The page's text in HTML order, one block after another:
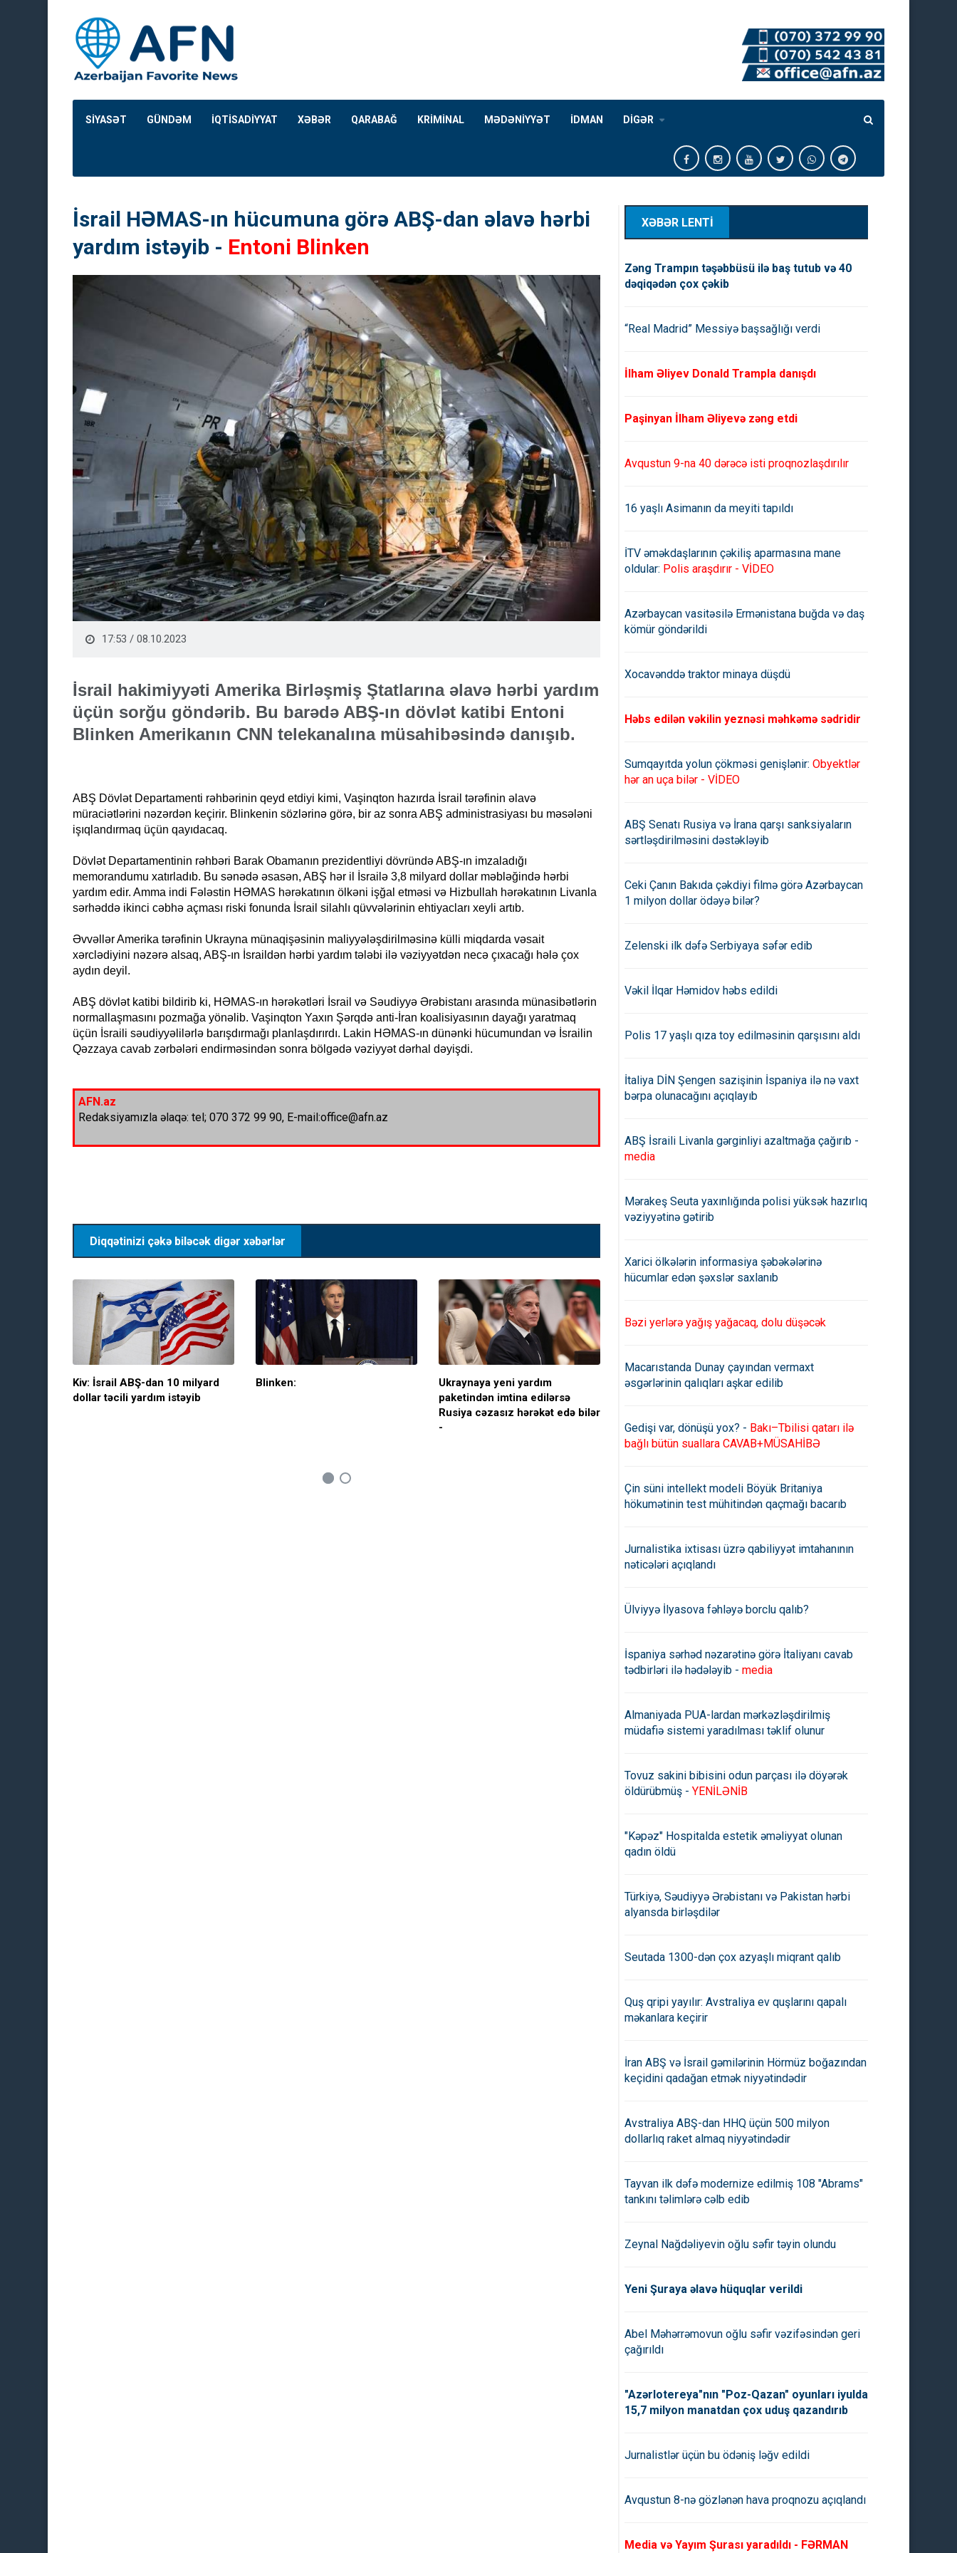
SİYASƏT GÜNDƏM İQTİSADİYYAT XƏBƏR QARABAĞ KRİMİNAL MƏDƏNİYYƏT İDMAN DİGƏR
İsrail HƏMAS-ın hücumuna görə ABŞ-dan əlavə hərbi
yardım istəyib - Entoni Blinken
17:53 / 08.10.2023
İsrail hakimiyyəti Amerika Birləşmiş Ştatlarına əlavə hərbi yardım
üçün sorğu göndərib. Bu barədə ABŞ-ın dövlət katibi Entoni
Blinken Amerikanın CNN telekanalına müsahibəsində danışıb.
ABŞ Dövlət Departamenti rəhbərinin qeyd etdiyi kimi, Vaşinqton hazırda İsrail tərəfinin əlavə
müraciətlərini nəzərdən keçirir. Blinkenin sözlərinə görə, bir az sonra ABŞ administrasiyası bu məsələni
işıqlandırmaq üçün qayıdacaq.
Dövlət Departamentinin rəhbəri Barak Obamanın prezidentliyi dövründə ABŞ-ın imzaladığı
memorandumu xatırladıb. Bu sənədə əsasən, ABŞ hər il İsrailə 3,8 milyard dollar məbləğində hərbi
yardım edir. Amma indi Fələstin HƏMAS hərəkatının ölkəni işğal etməsi və Hizbullah hərəkatının Livanla
sərhəddə ikinci cəbhə açması riski fonunda İsrail silahlı qüvvələrinin ehtiyacları xeyli artıb.
Əvvəllər Amerika tərəfinin Ukrayna münaqişəsinin maliyyələşdirilməsinə külli miqdarda vəsait
xərclədiyini nəzərə alsaq, ABŞ-ın İsraildən hərbi yardım tələbi ilə vəziyyətdən necə çıxacağı hələ çox
aydın deyil.
ABŞ dövlət katibi bildirib ki, HƏMAS-ın hərəkətləri İsrail və Səudiyyə Ərəbistanı arasında münasibətlərin
normallaşmasını pozmağa yönəlib. Vaşinqton Yaxın Şərqdə anti-İran koalisiyasının dayağı yaratmaq
üçün İsraili səudiyyəlilərlə barışdırmağı planlaşdırırdı. Lakin HƏMAS-ın dünənki hücumundan və İsrailin
Qəzzaya cavab zərbələri endirməsindən sonra bölgədə vəziyyət dərhal dəyişdi.
AFN.az
Redaksiyamızla əlaqə: tel; 070 372 99 90, E-mail:office@afn.az
Diqqətinizi çəkə biləcək digər xəbərlər
Kiv: İsrail ABŞ-dan 10 milyard
dollar təcili yardım istəyib
Blinken:
Ukraynaya yeni yardım
paketindən imtina edilərsə
Rusiya cəzasız hərəkət edə bilər
-
Entoni Blinken yenidən Təl-
XƏBƏR LENTİ
Zəng Trampın təşəbbüsü ilə baş tutub və 40
dəqiqədən çox çəkib
“Real Madrid” Messiyə başsağlığı verdi
İlham Əliyev Donald Trampla danışdı
Paşinyan İlham Əliyevə zəng etdi
Avqustun 9-na 40 dərəcə isti proqnozlaşdırılır
16 yaşlı Asimanın da meyiti tapıldı
İTV əməkdaşlarının çəkiliş aparmasına mane
oldular: Polis araşdırır - VİDEO
Azərbaycan vasitəsilə Ermənistana buğda və daş
kömür göndərildi
Xocavənddə traktor minaya düşdü
Həbs edilən vəkilin yeznəsi məhkəmə sədridir
Sumqayıtda yolun çökməsi genişlənir: Obyektlər
hər an uça bilər - VİDEO
ABŞ Senatı Rusiya və İrana qarşı sanksiyaların
sərtləşdirilməsini dəstəkləyib
Ceki Çanın Bakıda çəkdiyi filmə görə Azərbaycan
1 milyon dollar ödəyə bilər?
Zelenski ilk dəfə Serbiyaya səfər edib
Vəkil İlqar Həmidov həbs edildi
Polis 17 yaşlı qıza toy edilməsinin qarşısını aldı
İtaliya DİN Şengen sazişinin İspaniya ilə nə vaxt
bərpa olunacağını açıqlayıb
ABŞ İsraili Livanla gərginliyi azaltmağa çağırıb -
media
Mərakeş Seuta yaxınlığında polisi yüksək hazırlıq
vəziyyətinə gətirib
Xarici ölkələrin informasiya şəbəkələrinə
hücumlar edən şəxslər saxlanıb
Bəzi yerlərə yağış yağacaq, dolu düşəcək
Macarıstanda Dunay çayından vermaxt
əsgərlərinin qalıqları aşkar edilib
Gedişi var, dönüşü yox? - Bakı–Tbilisi qatarı ilə
bağlı bütün suallara CAVAB+MÜSAHİBƏ
Çin süni intellekt modeli Böyük Britaniya
hökumətinin test mühitindən qaçmağı bacarıb
Jurnalistika ixtisası üzrə qabiliyyət imtahanının
nəticələri açıqlandı
Ülviyyə İlyasova fəhləyə borclu qalıb?
İspaniya sərhəd nəzarətinə görə İtaliyanı cavab
tədbirləri ilə hədələyib - media
Almaniyada PUA-lardan mərkəzləşdirilmiş
müdafiə sistemi yaradılması təklif olunur
Tovuz sakini bibisini odun parçası ilə döyərək
öldürübmüş - YENİLƏNİB
"Kəpəz" Hospitalda estetik əməliyyat olunan
qadın öldü
Türkiyə, Səudiyyə Ərəbistanı və Pakistan hərbi
alyansda birləşdilər
Seutada 1300-dən çox azyaşlı miqrant qalıb
Quş qripi yayılır: Avstraliya ev quşlarını qapalı
məkanlara keçirir
İran ABŞ və İsrail gəmilərinin Hörmüz boğazından
keçidini qadağan etmək niyyətindədir
Avstraliya ABŞ-dan HHQ üçün 500 milyon
dollarlıq raket almaq niyyətindədir
Tayvan ilk dəfə modernize edilmiş 108 "Abrams"
tankını təlimlərə cəlb edib
Zeynal Nağdəliyevin oğlu səfir təyin olundu
Yeni Şuraya əlavə hüquqlar verildi
Abel Məhərrəmovun oğlu səfir vəzifəsindən geri
çağırıldı
"Azərlotereya"nın "Poz-Qazan" oyunları iyulda
15,7 milyon manatdan çox uduş qazandırıb
Jurnalistlər üçün bu ödəniş ləğv edildi
Avqustun 8-nə gözlənən hava proqnozu açıqlandı
Media və Yayım Şurası yaradıldı - FƏRMAN